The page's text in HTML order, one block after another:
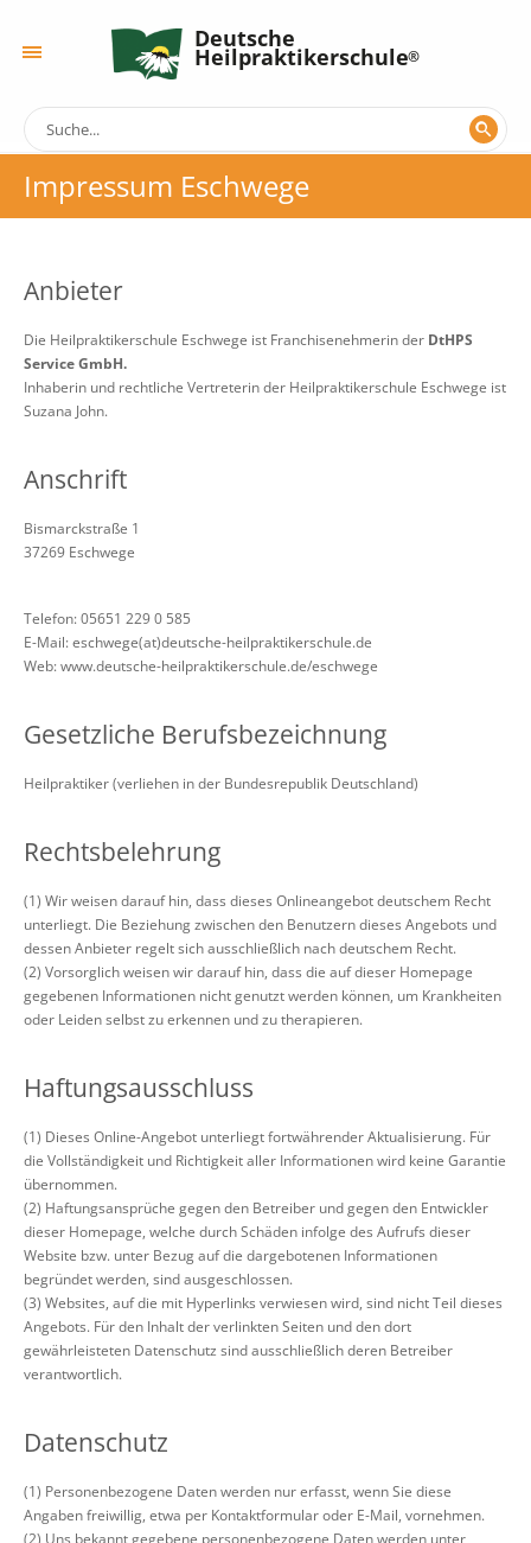
Deutsche
Heilpraktikerschule
Impressum Eschwege
Anbieter
Die Heilpraktikerschule Eschwege ist Franchisenehmerin der DtHPS
Service GmbH.
Inhaberin und rechtliche Vertreterin der Heilpraktikerschule Eschwege ist
Suzana John.
Anschrift
Bismarckstraße 1
37269 Eschwege
Telefon: 05651 229 0 585
E-Mail: eschwege(at)deutsche-heilpraktikerschule.de
Web: www.deutsche-heilpraktikerschule.de/eschwege
Gesetzliche Berufsbezeichnung
Heilpraktiker (verliehen in der Bundesrepublik Deutschland)
Rechtsbelehrung
(1) Wir weisen darauf hin, dass dieses Onlineangebot deutschem Recht
unterliegt. Die Beziehung zwischen den Benutzern dieses Angebots und
dessen Anbieter regelt sich ausschließlich nach deutschem Recht.
(2) Vorsorglich weisen wir darauf hin, dass die auf dieser Homepage
gegebenen Informationen nicht genutzt werden können, um Krankheiten
oder Leiden selbst zu erkennen und zu therapieren.
Haftungsausschluss
(1) Dieses Online-Angebot unterliegt fortwährender Aktualisierung. Für
die Vollständigkeit und Richtigkeit aller Informationen wird keine Garantie
übernommen.
(2) Haftungsansprüche gegen den Betreiber und gegen den Entwickler
dieser Homepage, welche durch Schäden infolge des Aufrufs dieser
Website bzw. unter Bezug auf die dargebotenen Informationen
begründet werden, sind ausgeschlossen.
(3) Websites, auf die mit Hyperlinks verwiesen wird, sind nicht Teil dieses
Angebots. Für den Inhalt der verlinkten Seiten und den dort
gewährleisteten Datenschutz sind ausschließlich deren Betreiber
verantwortlich.
Datenschutz
(1) Personenbezogene Daten werden nur erfasst, wenn Sie diese
Angaben freiwillig, etwa per Kontaktformular oder E-Mail, vornehmen.
(2) Uns bekannt gegebene personenbezogene Daten werden unter